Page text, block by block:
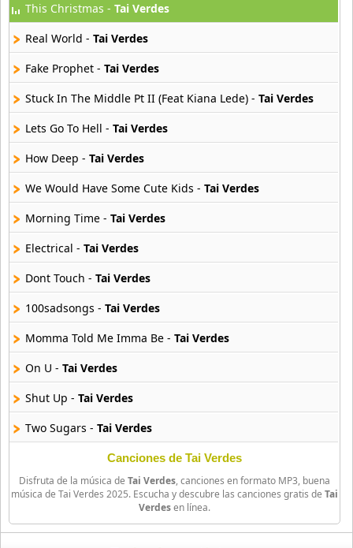
Aselin Debison
25 músicas online
Asmir Young
36 músicas online
44 músicas online
B J Thomas
18 músicas online
Bellakath
27 músicas online
Benson Boone
16 músicas online
Beret
50 músicas online
Big Time Rush
14 músicas online
Bikeride
61 músicas online
Billie Eilish
This Christmas - Tai Verdes
Real World - Tai Verdes
Fake Prophet - Tai Verdes
Stuck In The Middle Pt II (Feat Kiana Lede) - Tai Verdes
Lets Go To Hell - Tai Verdes
How Deep - Tai Verdes
We Would Have Some Cute Kids - Tai Verdes
Morning Time - Tai Verdes
Electrical - Tai Verdes
Dont Touch - Tai Verdes
100sadsongs - Tai Verdes
Momma Told Me Imma Be - Tai Verdes
On U - Tai Verdes
Shut Up - Tai Verdes
Two Sugars - Tai Verdes
Happy Til It Hurts -Tai Verdes
Sunset -Tai Verdes
Canciones de Tai Verdes
Disfruta de la música de Tai Verdes, canciones en formato MP3, buena
música de Tai Verdes 2025. Escucha y descubre las canciones gratis de Tai
Verdesen línea.